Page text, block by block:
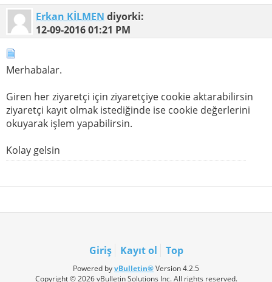
Erkan KİLMEN diyorki:
12-09-201601:21 PM
Merhabalar.
Giren her ziyaretçi için ziyaretçiye cookie aktarabilirsin
ziyaretçi kayıt olmak istediğinde ise cookie değerlerini
okuyarak işlem yapabilirsin.
Kolay gelsin
Giriş Kayıt ol Top
Powered byvBulletin®Version 4.2.5
Copyright © 2026 vBulletin Solutions Inc. All rights reserved.